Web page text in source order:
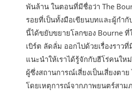
พันล้าน ในตอนที่มีชื่อว่า The
รอยที่เป็นทั้งมือเขียนบทและผู้กำกั
นี้ได้ขยับขยายโลกของ Bourne ที่
เบิร์ต ลัดลั่ม ออกไปด้วยเรื่องราว
แนะนำให้เราได้รู้จักกับฮีโร่คนใหม่
ผู้ซึ่งสถานการณ์เสี่ยงเป็นเสี่ยงตา
โดยเหตุการณ์จากภาพยนตร์สาม